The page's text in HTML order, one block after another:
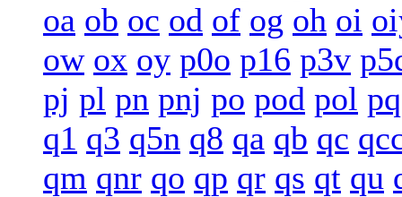
oa ob oc od of og oh oi
ow ox oy p0o p16 p3v
pj pl pn pnj po pod pol pq
q1 q3 q5n q8 qa qb qc
qm qnr qo qp qr qs qt qu